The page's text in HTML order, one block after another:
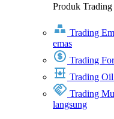
Produk Trading
Trading
emas
Trading
Trading
Trading
langsung